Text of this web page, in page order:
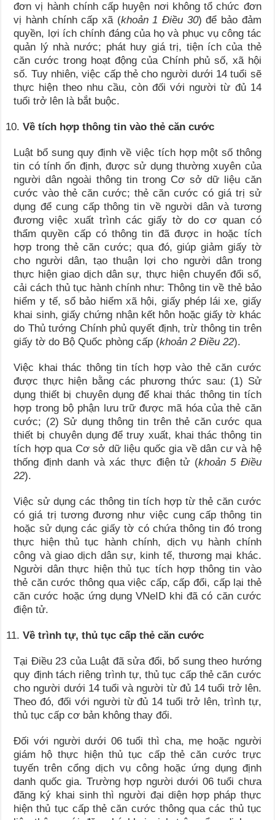
đơn vị hành chính cấp huyện nơi không tổ chức đơn
vị hành chính cấp xã (khoản 1 Điều 30) để bảo đảm
quyền, lợi ích chính đáng của họ và phục vụ công tác
quản lý nhà nước; phát huy giá trị, tiện ích của thẻ
căn cước trong hoạt động của Chính phủ số, xã hội
số. Tuy nhiên, việc cấp thẻ cho người dưới 14 tuổi sẽ
thực hiện theo nhu cầu, còn đối với người từ đủ 14
tuổi trở lên là bắt buộc.
Về tích hợp thông tin vào thẻ căn cước
Luật bổ sung quy định về việc tích hợp một số thông
tin có tính ổn định, được sử dụng thường xuyên của
người dân ngoài thông tin trong Cơ sở dữ liệu căn
cước vào thẻ căn cước; thẻ căn cước có giá trị sử
dụng để cung cấp thông tin về người dân và tương
đương việc xuất trình các giấy tờ do cơ quan có
thẩm quyền cấp có thông tin đã được in hoặc tích
hợp trong thẻ căn cước; qua đó, giúp giảm giấy tờ
cho người dân, tạo thuận lợi cho người dân trong
thực hiện giao dịch dân sự, thực hiện chuyển đổi số,
cải cách thủ tục hành chính như: Thông tin về thẻ bảo
hiểm y tế, sổ bảo hiểm xã hội, giấy phép lái xe, giấy
khai sinh, giấy chứng nhận kết hôn hoặc giấy tờ khác
do Thủ tướng Chính phủ quyết định, trừ thông tin trên
giấy tờ do Bộ Quốc phòng cấp (khoản 2 Điều 22).
Việc khai thác thông tin tích hợp vào thẻ căn cước
được thực hiện bằng các phương thức sau: (1) Sử
dụng thiết bị chuyên dụng để khai thác thông tin tích
hợp trong bộ phận lưu trữ được mã hóa của thẻ căn
cước; (2) Sử dụng thông tin trên thẻ căn cước qua
thiết bị chuyên dụng để truy xuất, khai thác thông tin
tích hợp qua Cơ sở dữ liệu quốc gia về dân cư và hệ
thống định danh và xác thực điện tử (khoản 5 Điều
22).
Việc sử dụng các thông tin tích hợp từ thẻ căn cước
có giá trị tương đương như việc cung cấp thông tin
hoặc sử dụng các giấy tờ có chứa thông tin đó trong
thực hiện thủ tục hành chính, dịch vụ hành chính
công và giao dịch dân sự, kinh tế, thương mại khác.
Người dân thực hiện thủ tục tích hợp thông tin vào
thẻ căn cước thông qua việc cấp, cấp đổi, cấp lại thẻ
căn cước hoặc ứng dụng VNeID khi đã có căn cước
điện tử.
Về trình tự, thủ tục cấp thẻ căn cước
Tại Điều 23 của Luật đã sửa đổi, bổ sung theo hướng
quy định tách riêng trình tự, thủ tục cấp thẻ căn cước
cho người dưới 14 tuổi và người từ đủ 14 tuổi trở lên.
Theo đó, đối với người từ đủ 14 tuổi trở lên, trình tự,
thủ tục cấp cơ bản không thay đổi.
Đối với người dưới 06 tuổi thì cha, mẹ hoặc người
giám hộ thực hiện thủ tục cấp thẻ căn cước trực
tuyến trên cổng dịch vụ công hoặc ứng dụng định
danh quốc gia. Trường hợp người dưới 06 tuổi chưa
đăng ký khai sinh thì người đại diện hợp pháp thực
hiện thủ tục cấp thẻ căn cước thông qua các thủ tục